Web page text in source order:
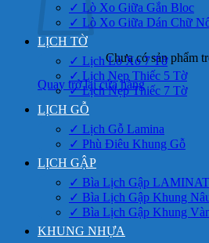
Chưa có sản phẩm
Quay trở lại cửa hàng
✓ Lò Xo Giữa Gắn Bloc
✓ Lò Xo Giữa Dán Chữ
LỊCH TỜ
✓ Lịch Lò Xo 7 Tờ
✓ Lịch Nẹp Thiếc 5 Tờ
✓ Lịch Nẹp Thiếc 7 Tờ
LỊCH GỖ
✓ Lịch Gỗ Lamina
✓ Phù Điêu Khung Gỗ
LỊCH GẬP
✓ Bìa Lịch Gập
✓ Bìa Lịch Gập Khung
✓ Bìa Lịch Gập Khung
KHUNG NHỰA